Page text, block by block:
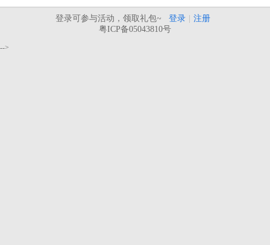
登录可参与活动，领取礼包~ 登录
注册
粤ICP备05043810号
-->